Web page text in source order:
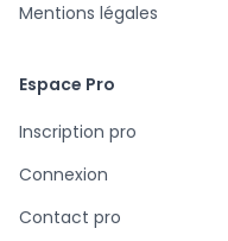
Mentions légales
Espace Pro
Inscription pro
Connexion
Contact pro